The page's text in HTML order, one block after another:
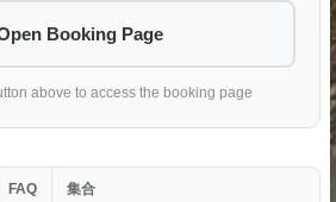
Booking Page
above to access the booking page
FAQ 集合